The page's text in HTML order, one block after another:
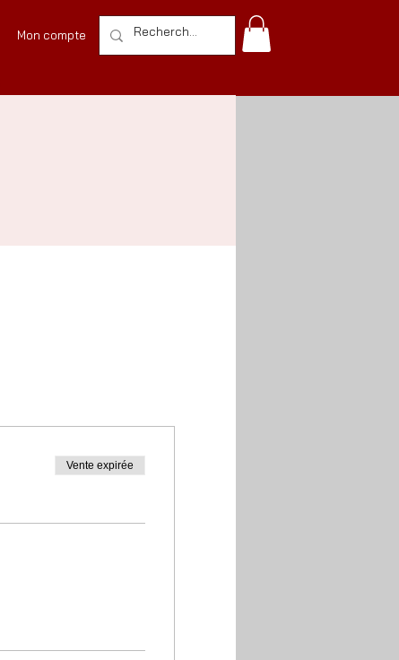
Mon compte
Vente expirée